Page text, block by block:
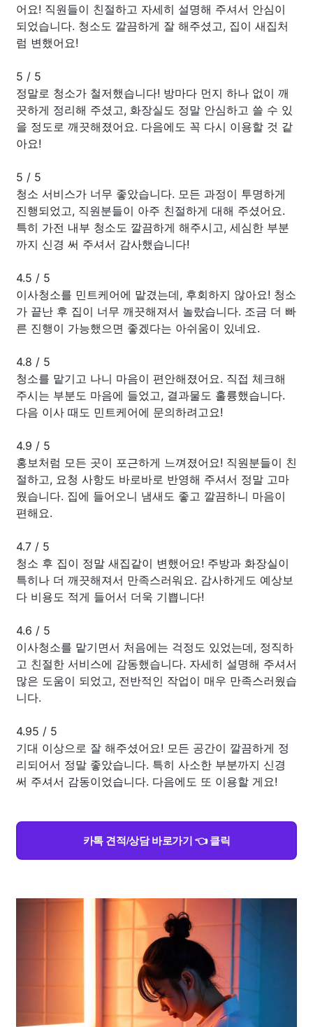
어요! 직원들이 친절하고 자세히 설명해 주셔서 안심이
되었습니다. 청소도 깔끔하게 잘 해주셨고, 집이 새집처
럼 변했어요!
5 / 5
정말로 청소가 철저했습니다! 방마다 먼지 하나 없이 깨
끗하게 정리해 주셨고, 화장실도 정말 안심하고 쓸 수 있
을 정도로 깨끗해졌어요. 다음에도 꼭 다시 이용할 것 같
아요!
5 / 5
청소 서비스가 너무 좋았습니다. 모든 과정이 투명하게
진행되었고, 직원분들이 아주 친절하게 대해 주셨어요.
특히 가전 내부 청소도 깔끔하게 해주시고, 세심한 부분
까지 신경 써 주셔서 감사했습니다!
4.5 / 5
이사청소를 민트케어에 맡겼는데, 후회하지 않아요! 청소
가 끝난 후 집이 너무 깨끗해져서 놀랐습니다. 조금 더 빠
른 진행이 가능했으면 좋겠다는 아쉬움이 있네요.
4.8 / 5
청소를 맡기고 나니 마음이 편안해졌어요. 직접 체크해
주시는 부분도 마음에 들었고, 결과물도 훌륭했습니다.
다음 이사 때도 민트케어에 문의하려고요!
4.9 / 5
홍보처럼 모든 곳이 포근하게 느껴졌어요! 직원분들이 친
절하고, 요청 사항도 바로바로 반영해 주셔서 정말 고마
웠습니다. 집에 들어오니 냄새도 좋고 깔끔하니 마음이
편해요.
4.7 / 5
청소 후 집이 정말 새집같이 변했어요! 주방과 화장실이
특히나 더 깨끗해져서 만족스러워요. 감사하게도 예상보
다 비용도 적게 들어서 더욱 기쁩니다!
4.6 / 5
이사청소를 맡기면서 처음에는 걱정도 있었는데, 정직하
고 친절한 서비스에 감동했습니다. 자세히 설명해 주셔서
많은 도움이 되었고, 전반적인 작업이 매우 만족스러웠습
니다.
4.95 / 5
기대 이상으로 잘 해주셨어요! 모든 공간이 깔끔하게 정
리되어서 정말 좋았습니다. 특히 사소한 부분까지 신경
써 주셔서 감동이었습니다. 다음에도 또 이용할 게요!
카톡 견적/상담 바로가기 👈 클릭